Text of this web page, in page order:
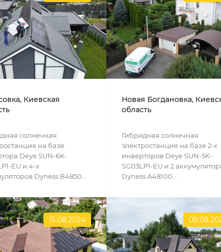
Киевская
солнечная
на базе
Deye SUN-6K-
EU и 4-х
Dyness B4850...
Новая Богдановка,
область
Гибридная солнечная
электростанция на базе 2-х
инверторов Deye SUN-5K-
SG03LP1-EU и 2
Dyness A48100...
15.08.2024